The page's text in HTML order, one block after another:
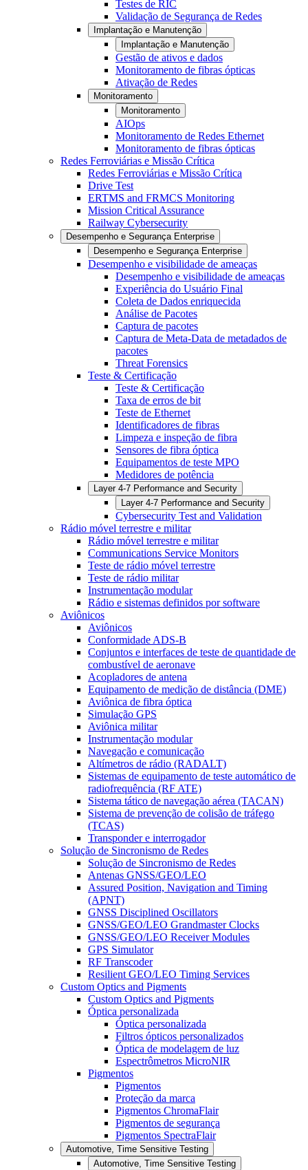
Testes de RIC
Validação de Segurança de Redes
Implantação e Manutenção
Implantação e Manutenção
Gestão de ativos e dados
Monitoramento de fibras ópticas
Ativação de Redes
Monitoramento
Monitoramento
AIOps
Monitoramento de Redes Ethernet
Monitoramento de fibras ópticas
Redes Ferroviárias e Missão Crítica
Redes Ferroviárias e Missão Crítica
Drive Test
ERTMS and FRMCS Monitoring
Mission Critical Assurance
Railway Cybersecurity
Desempenho e Segurança Enterprise
Desempenho e Segurança Enterprise
Desempenho e visibilidade de ameaças
Desempenho e visibilidade de ameaças
Experiência do Usuário Final
Coleta de Dados enriquecida
Análise de Pacotes
Captura de pacotes
Captura de Meta-Data de metadados de
pacotes
Threat Forensics
Teste & Certificação
Teste & Certificação
Taxa de erros de bit
Teste de Ethernet
Identificadores de fibras
Limpeza e inspeção de fibra
Sensores de fibra óptica
Equipamentos de teste MPO
Medidores de potência
Layer 4-7 Performance and Security
Layer 4-7 Performance and Security
Cybersecurity Test and Validation
Rádio móvel terrestre e militar
Rádio móvel terrestre e militar
Communications Service Monitors
Teste de rádio móvel terrestre
Teste de rádio militar
Instrumentação modular
Rádio e sistemas definidos por software
Aviônicos
Aviônicos
Conformidade ADS-B
Conjuntos e interfaces de teste de quantidade de
combustível de aeronave
Acopladores de antena
Equipamento de medição de distância (DME)
Aviônica de fibra óptica
Simulação GPS
Aviônica militar
Instrumentação modular
Navegação e comunicação
Altímetros de rádio (RADALT)
Sistemas de equipamento de teste automático de
radiofrequência (RF ATE)
Sistema tático de navegação aérea (TACAN)
Sistema de prevenção de colisão de tráfego
(TCAS)
Transponder e interrogador
Solução de Sincronismo de Redes
Solução de Sincronismo de Redes
Antenas GNSS/GEO/LEO
Assured Position, Navigation and Timing
(APNT)
GNSS Disciplined Oscillators
GNSS/GEO/LEO Grandmaster Clocks
GNSS/GEO/LEO Receiver Modules
GPS Simulator
RF Transcoder
Resilient GEO/LEO Timing Services
Custom Optics and Pigments
Custom Optics and Pigments
Óptica personalizada
Óptica personalizada
Filtros ópticos personalizados
Óptica de modelagem de luz
Espectrômetros MicroNIR
Pigmentos
Pigmentos
Proteção da marca
Pigmentos ChromaFlair
Pigmentos de segurança
Pigmentos SpectraFlair
Automotive, Time Sensitive Testing
Automotive, Time Sensitive Testing